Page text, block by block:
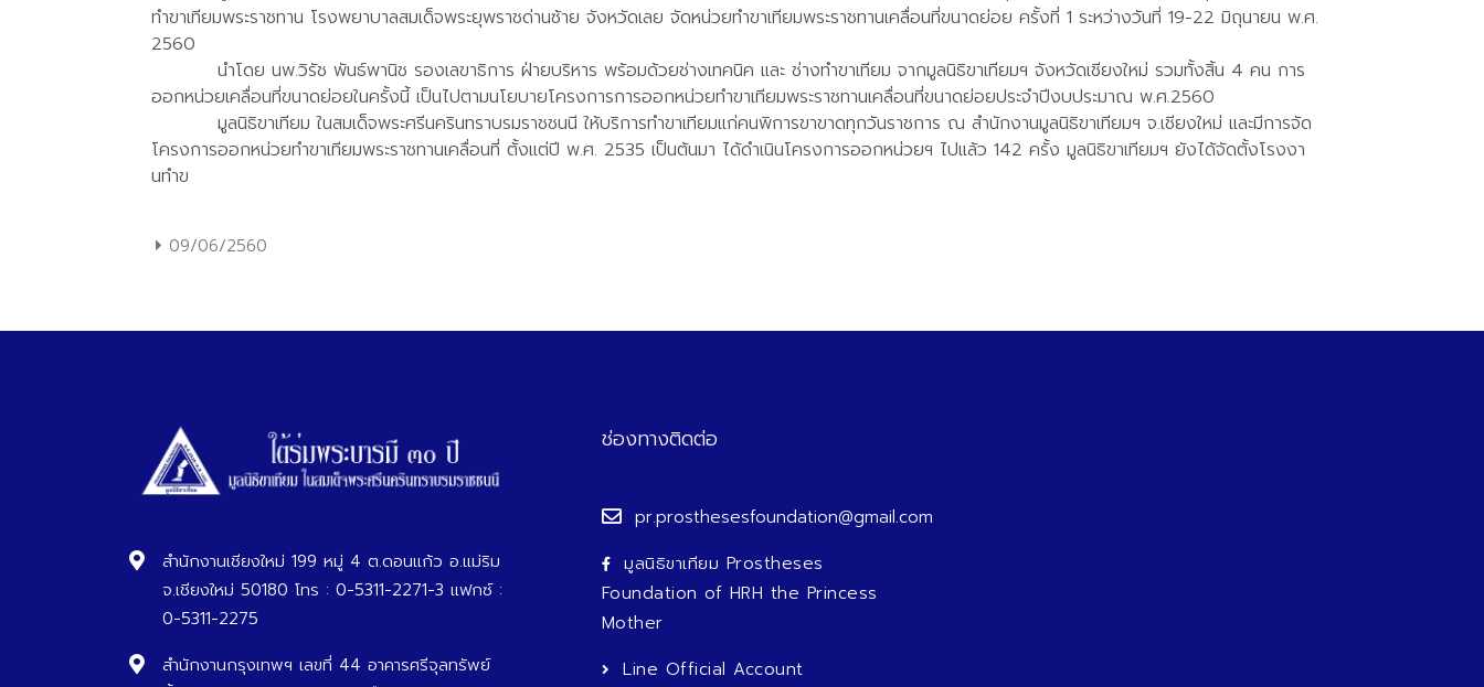
09/06/2560
สำนักงานเชียงใหม่ 199 หมู่ 4 ต.ดอนแก้ว อ.แม่ริม
จ.เชียงใหม่ 50180 โทร : 0-5311-2271-3 แฟกซ์ :
0-5311-2275
สำนักงานกรุงเทพฯ เลขที่ 44 อาคารศรีจุลทรัพย์
ช่องทางติดต่อ
pr.prosthesesfoundation@gmail.com
มูลนิธิขาเทียม Prostheses
Foundation of HRH the Princess
Mother
Line Official Account